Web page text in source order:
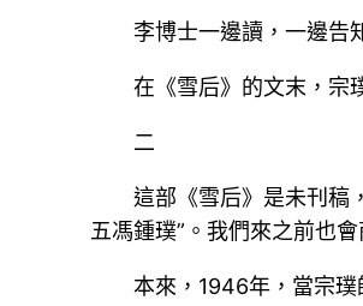
李博士一邊讀，一邊告
在《雪后》的文末，宗
二
這部《雪后》是未刊稿
五馮鍾璞”。我們來之前也
本來，1946年，當宗